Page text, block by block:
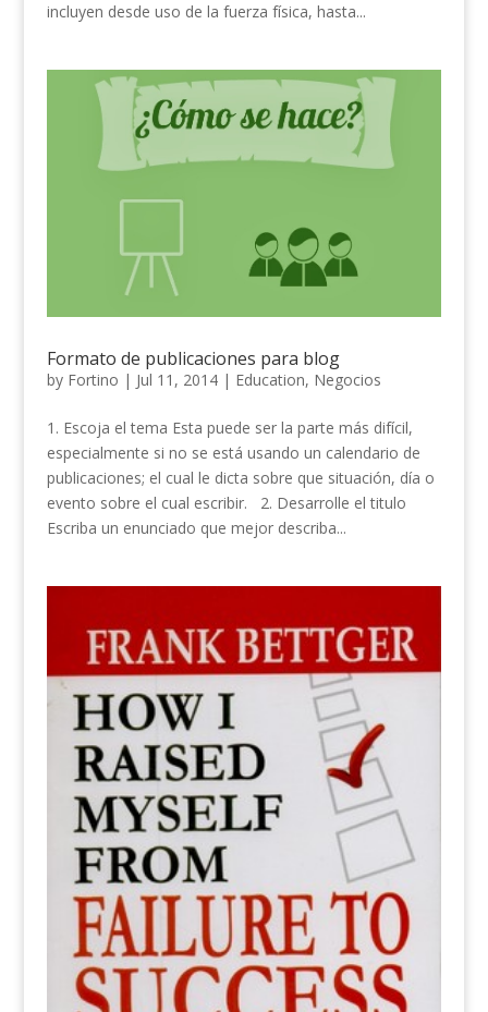
incluyen desde uso de la fuerza física, hasta...
Formato de publicaciones para blog
by Fortino | Jul 11, 2014| Education, Negocios
1. Escoja el tema Esta puede ser la parte más difícil,
especialmente si no se está usando un calendario de
publicaciones; el cual le dicta sobre que situación, día o
evento sobre el cual escribir. 2. Desarrolle el titulo
Escriba un enunciado que mejor describa...